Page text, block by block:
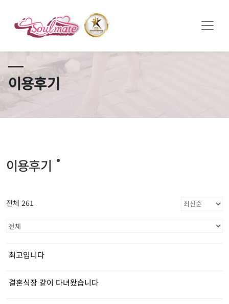
이용후기
이용후기
전체 261
최고입니다
결혼식장 같이 다녀왔습니다
쏠메이트×토모토모 프로모션 영상 full버전 보러가기